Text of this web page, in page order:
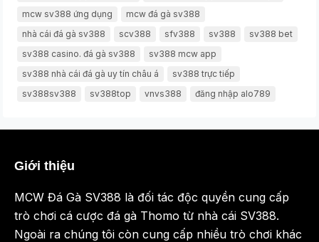
mcw sv388 ứng dụng
mcw đá gà sv388
nhà cái đá gà sv388
scv388 sfv388 sv388
sv388 bet
sv388 casino. đá gà sv388
sv388 mcw app
sv388 nhà cái đá gà uy tín châu á
sv388 trực tiếp
sv388sv388
sv388top vnvs388 đăng nhập alo789
Giới thiệu
MCW Đá Gà SV388 là đối tác độc quyền cung cấp
trò chơi cá cược đá gà Thomo từ nhà cái SV388.
Ngoài ra chúng tôi còn cung cấp nhiều trò chơi khác